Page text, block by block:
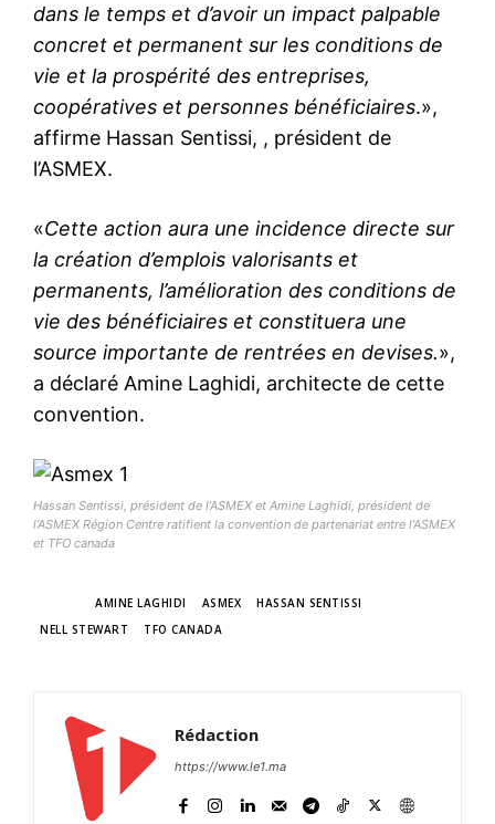
dans le temps et d’avoir un impact palpable
concret et permanent sur les conditions de
vie et la prospérité des entreprises,
coopératives et personnes bénéficiaires.»,
affirme Hassan Sentissi, , président de
l’ASMEX.
«Cette action aura une incidence directe sur
la création d’emplois valorisants et
permanents, l’amélioration des conditions de
vie des bénéficiaires et constituera une
source importante de rentrées en devises.»,
a déclaré Amine Laghidi, architecte de cette
convention.
Hassan Sentissi, président de l’ASMEX et Amine Laghidi, président de
l’ASMEX Région Centre ratifient la convention de partenariat entre l’ASMEX
et TFO canada
AMINE LAGHIDI ASMEX
HASSAN SENTISSI
NELL STEWART
TFO CANADA
Rédaction
https://www.le1.ma